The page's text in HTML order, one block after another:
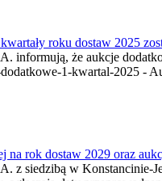
roku dostaw 2025
informują, że aukcje
1-kwartal-2025 -
na rok dostaw 2029 oraz
z siedzibą w Konstancinie-